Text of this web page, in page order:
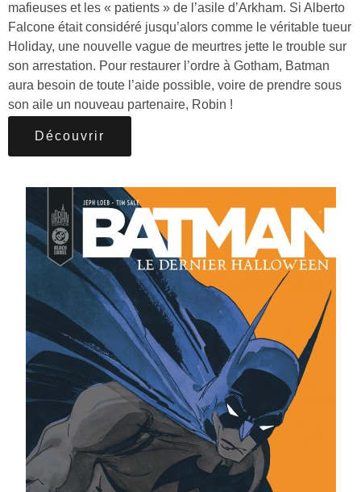
mafieuses et les « patients » de l’asile d’Arkham. Si Alberto
Falcone était considéré jusqu’alors comme le véritable tueur
Holiday, une nouvelle vague de meurtres jette le trouble sur
son arrestation. Pour restaurer l’ordre à Gotham, Batman
aura besoin de toute l’aide possible, voire de prendre sous
son aile un nouveau partenaire, Robin !
Découvrir